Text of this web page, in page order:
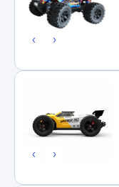
‹ ›
‹ ›